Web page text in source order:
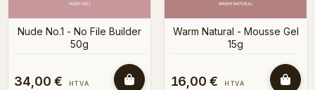
Nude No.1 - No File Builder
50g
34,00 € HTVA
Warm Natural - Mousse Gel
15g
16,00 € HTVA